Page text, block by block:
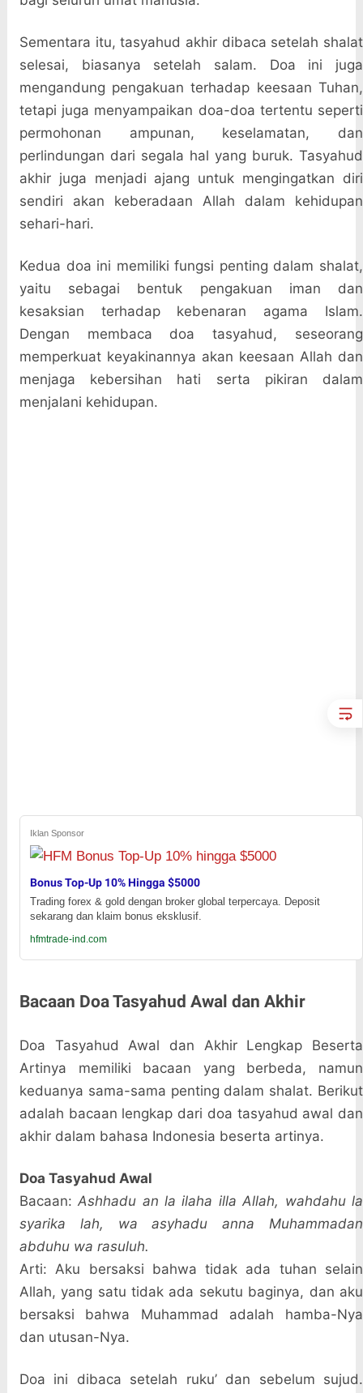
Sementara itu, tasyahud akhir dibaca setelah shalat
selesai, biasanya setelah salam. Doa ini juga
mengandung pengakuan terhadap keesaan Tuhan,
tetapi juga menyampaikan doa-doa tertentu seperti
permohonan ampunan, keselamatan, dan
perlindungan dari segala hal yang buruk. Tasyahud
akhir juga menjadi ajang untuk mengingatkan diri
sendiri akan keberadaan Allah dalam kehidupan
sehari-hari.
Kedua doa ini memiliki fungsi penting dalam shalat,
yaitu sebagai bentuk pengakuan iman dan
kesaksian terhadap kebenaran agama Islam.
Dengan membaca doa tasyahud, seseorang
memperkuat keyakinannya akan keesaan Allah dan
menjaga kebersihan hati serta pikiran dalam
menjalani kehidupan.
Iklan Sponsor
Bonus Top-Up 10% Hingga $5000
Trading forex & gold dengan broker global terpercaya. Deposit
sekarang dan klaim bonus eksklusif.
hfmtrade-ind.com
Bacaan Doa Tasyahud Awal dan Akhir
Doa Tasyahud Awal dan Akhir Lengkap Beserta
Artinya memiliki bacaan yang berbeda, namun
keduanya sama-sama penting dalam shalat. Berikut
adalah bacaan lengkap dari doa tasyahud awal dan
akhir dalam bahasa Indonesia beserta artinya.
Doa Tasyahud Awal
Bacaan:Ashhadu an la ilaha illa Allah, wahdahu la
syarika lah, wa asyhadu anna Muhammadan
abduhu wa rasuluh.
Arti: Aku bersaksi bahwa tidak ada tuhan selain
Allah, yang satu tidak ada sekutu baginya, dan aku
bersaksi bahwa Muhammad adalah hamba-Nya
dan utusan-Nya.
Doa ini dibaca setelah ruku’ dan sebelum sujud.